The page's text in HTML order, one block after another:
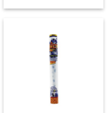
precios: